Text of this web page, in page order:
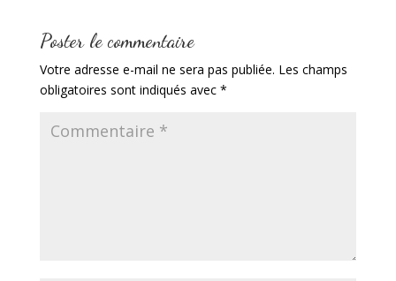
Poster le commentaire
Votre adresse e-mail ne sera pas publiée. Les champs
obligatoires sont indiqués avec *